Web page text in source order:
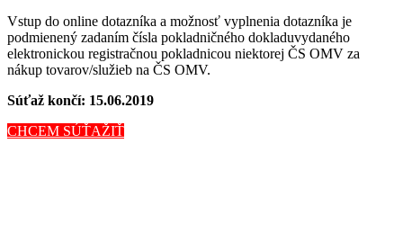
Vstup do online dotazníka a možnosť vyplnenia dotazníka je
podmienený zadaním čísla pokladničného dokladuvydaného
elektronickou registračnou pokladnicou niektorej ČS OMV za
nákup tovarov/služieb na ČS OMV.
Súťaž končí: 15.06.2019
CHCEM SÚŤAŽIŤ